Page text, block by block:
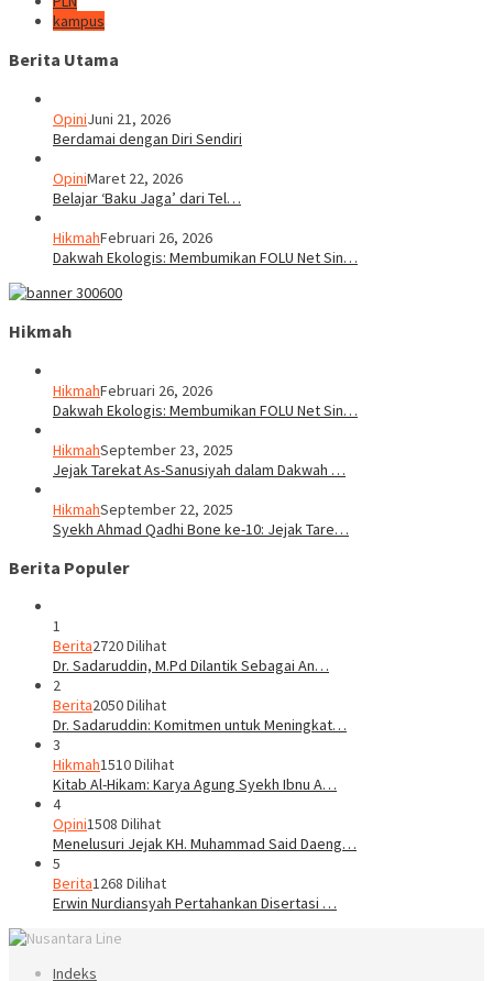
kampus
Berita Utama
OpiniJuni 21, 2026
Berdamai dengan Diri Sendiri
OpiniMaret 22, 2026
Belajar ‘Baku Jaga’ dari Tel…
HikmahFebruari 26, 2026
Dakwah Ekologis: Membumikan FOLU Net Sin…
Hikmah
HikmahFebruari 26, 2026
Dakwah Ekologis: Membumikan FOLU Net Sin…
HikmahSeptember 23, 2025
Jejak Tarekat As-Sanusiyah dalam Dakwah …
HikmahSeptember 22, 2025
Syekh Ahmad Qadhi Bone ke-10: Jejak Tare…
Berita Populer
1
Berita2720 Dilihat
Dr. Sadaruddin, M.Pd Dilantik Sebagai An…
2
Berita2050 Dilihat
Dr. Sadaruddin: Komitmen untuk Meningkat…
3
Hikmah1510 Dilihat
Kitab Al-Hikam: Karya Agung Syekh Ibnu A…
4
Opini1508 Dilihat
Menelusuri Jejak KH. Muhammad Said Daeng…
5
Berita1268 Dilihat
Erwin Nurdiansyah Pertahankan Disertasi …
Indeks